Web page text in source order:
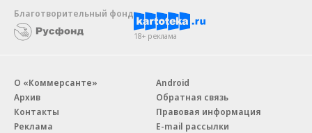
Благотворительный фонд
18+ реклама
О «Коммерсанте»
Архив
Контакты
Реклама
Android
Обратная связь
Правовая информация
E-mail рассылки